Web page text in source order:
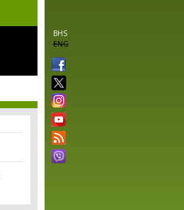
BHS
ENG